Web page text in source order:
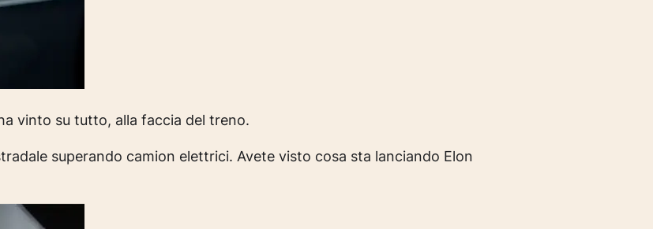
vinto su tutto, alla faccia del treno.
superando camion elettrici. Avete visto cosa sta lanciando Elon